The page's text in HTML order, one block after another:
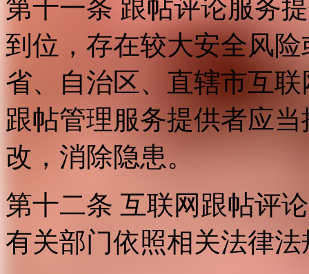
第十一条 跟帖评论服务
到位，存在较大安全风
省、自治区、直辖市互
跟帖管理服务提供者应
改，消除隐患。
第十二条 互联网跟帖评
有关部门依照相关法律